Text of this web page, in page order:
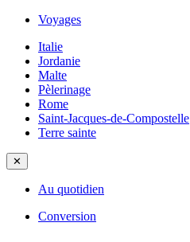
Voyages
Italie
Jordanie
Malte
Pèlerinage
Rome
Saint-Jacques-de-Compostelle
Terre sainte
✕
Au quotidien
Conversion